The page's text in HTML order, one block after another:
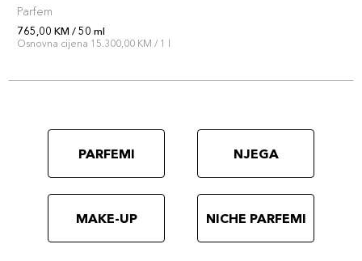
Parfem
765,00 KM / 50 ml
Osnovna cijena 15.300,00 KM / 1 l
PARFEMI NJEGA
MAKE-UP NICHE PARFEMI